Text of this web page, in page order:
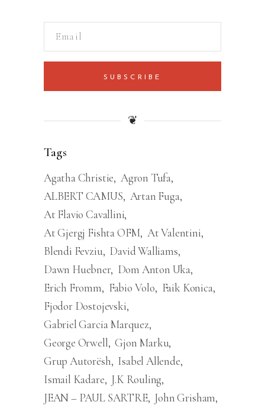
SUBSCRIBE
❦
Tags
Agatha Christie Agron Tufa
ALBERT CAMUS Artan Fuga
At Flavio Cavallini
At Gjergj Fishta OFM At Valentini
Blendi Fevziu David Walliams
Dawn Huebner Dom Anton Uka
Erich Fromm
Fabio Volo
Faik Konica
Fjodor Dostojevski
Gabriel Garcia Marquez
George Orwell Gjon Marku
Grup Autorësh Isabel Allende
Ismail Kadare J.K Rouling
JEAN – PAUL SARTRE John Grisham